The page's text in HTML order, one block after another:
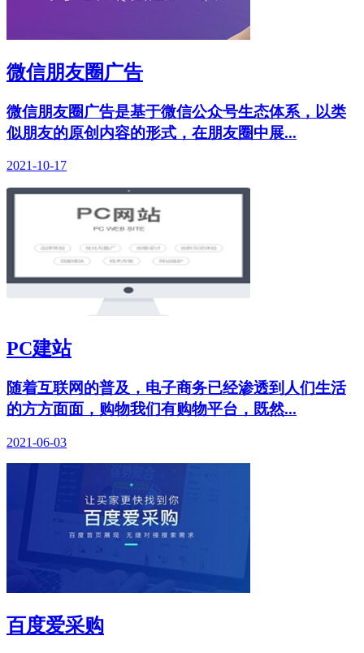
微信朋友圈广告
微信朋友圈广告是基于微信公众号生态体系，以类
似朋友的原创内容的形式，在朋友圈中展...
2021-10-17
PC建站
随着互联网的普及，电子商务已经渗透到人们生活
的方方面面，购物我们有购物平台，既然...
2021-06-03
百度爱采购